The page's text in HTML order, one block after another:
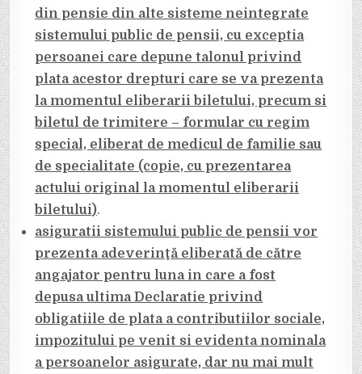
din pensie din alte sisteme neintegrate
sistemului public de pensii, cu exceptia
persoanei care depune talonul privind
plata acestor drepturi care se va prezenta
la momentul eliberarii biletului, precum si
biletul de trimitere – formular cu regim
special, eliberat de medicul de familie sau
de specialitate (copie, cu prezentarea
actului original la momentul eliberarii
biletului).
asiguratii sistemului public de pensii vor
prezenta adeverinţă eliberată de către
angajator pentru luna in care a fost
depusa ultima Declaratie privind
obligatiile de plata a contributiilor sociale,
impozitului pe venit si evidenta nominala
a persoanelor asigurate, dar nu mai mult